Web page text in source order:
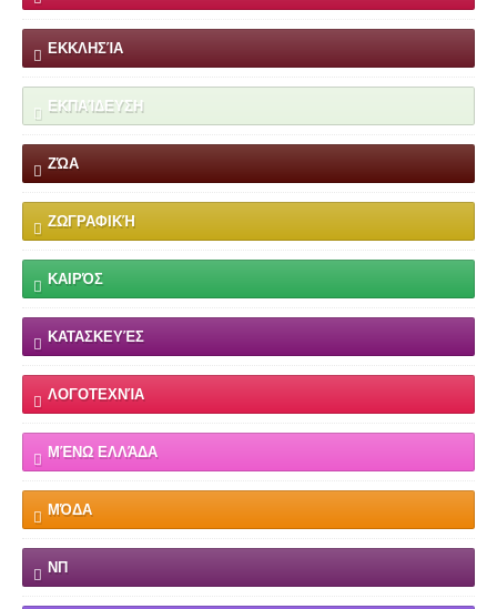
ΕΚΚΛΗΣΊΑ
ΕΚΠΑΊΔΕΥΣΗ
ΖΏΑ
ΖΩΓΡΑΦΙΚΉ
ΚΑΙΡΌΣ
ΚΑΤΑΣΚΕΥΈΣ
ΛΟΓΟΤΕΧΝΊΑ
ΜΈΝΩ ΕΛΛΆΔΑ
ΜΌΔΑ
ΝΠ